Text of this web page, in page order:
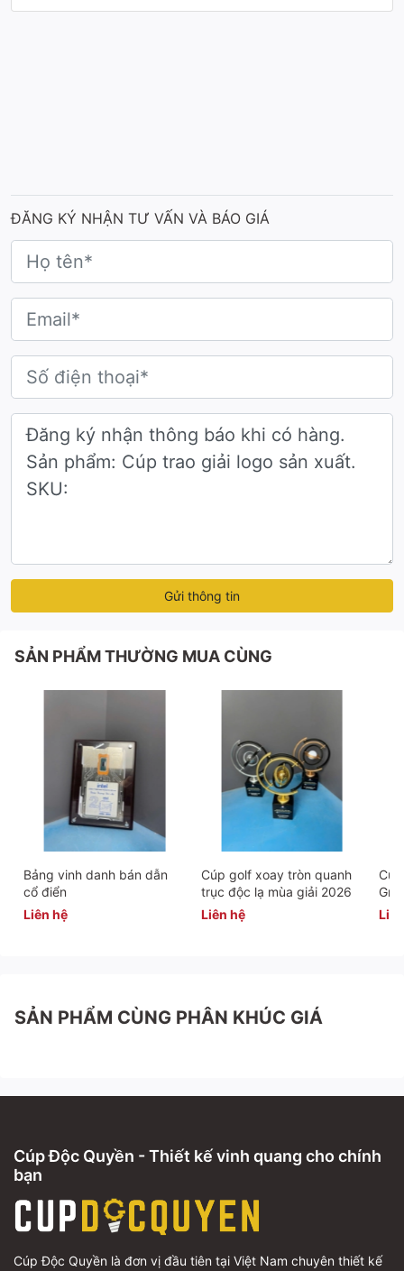
ĐĂNG KÝ NHẬN TƯ VẤN VÀ BÁO GIÁ
Gửi thông tin
SẢN PHẨM THƯỜNG MUA CÙNG
Bảng vinh danh bán dẫn
cổ điển
Liên hệ
Cúp golf xoay tròn quanh
trục độc lạ mùa giải 2026
Liên hệ
SẢN PHẨM CÙNG PHÂN KHÚC GIÁ
Cúp Độc Quyền - Thiết kế vinh quang cho chính
bạn
Cúp Độc Quyền là đơn vị đầu tiên tại Việt Nam chuyên thiết kế